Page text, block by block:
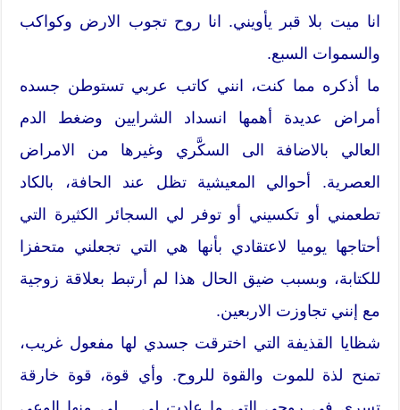
انا ميت بلا قبر يأويني. انا روح تجوب الارض وكواكب
والسموات السبع.
ما أذكره مما كنت، انني كاتب عربي تستوطن جسده
أمراض عديدة أهمها انسداد الشرايين وضغط الدم
العالي بالاضافة الى السكَّري وغيرها من الامراض
العصرية. أحوالي المعيشية تظل عند الحافة، بالكاد
تطعمني أو تكسيني أو توفر لي السجائر الكثيرة التي
أحتاجها يوميا لاعتقادي بأنها هي التي تجعلني متحفزا
للكتابة، وبسبب ضيق الحال هذا لم أرتبط بعلاقة زوجية
مع إنني تجاوزت الاربعين.
شظايا القذيفة التي اخترقت جسدي لها مفعول غريب،
تمنح لذة للموت والقوة للروح. وأي قوة، قوة خارقة